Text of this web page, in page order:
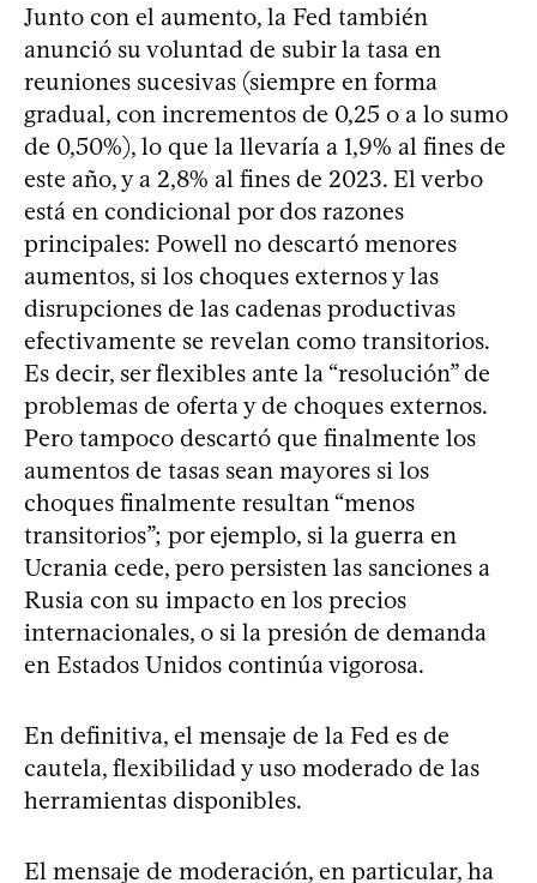
Junto con el aumento, la Fed también
anunció su voluntad de subir la tasa en
reuniones sucesivas (siempre en forma
gradual, con incrementos de 0,25 o a lo sumo
de 0,50%), lo que la llevaría a 1,9% al fines de
este año, y a 2,8% al fines de 2023. El verbo
está en condicional por dos razones
principales: Powell no descartó menores
aumentos, si los choques externos y las
disrupciones de las cadenas productivas
efectivamente se revelan como transitorios.
Es decir, ser flexibles ante la “resolución” de
problemas de oferta y de choques externos.
Pero tampoco descartó que finalmente los
aumentos de tasas sean mayores si los
choques finalmente resultan “menos
transitorios”; por ejemplo, si la guerra en
Ucrania cede, pero persisten las sanciones a
Rusia con su impacto en los precios
internacionales, o si la presión de demanda
en Estados Unidos continúa vigorosa.
En definitiva, el mensaje de la Fed es de
cautela, flexibilidad y uso moderado de las
herramientas disponibles.
El mensaje de moderación, en particular, ha